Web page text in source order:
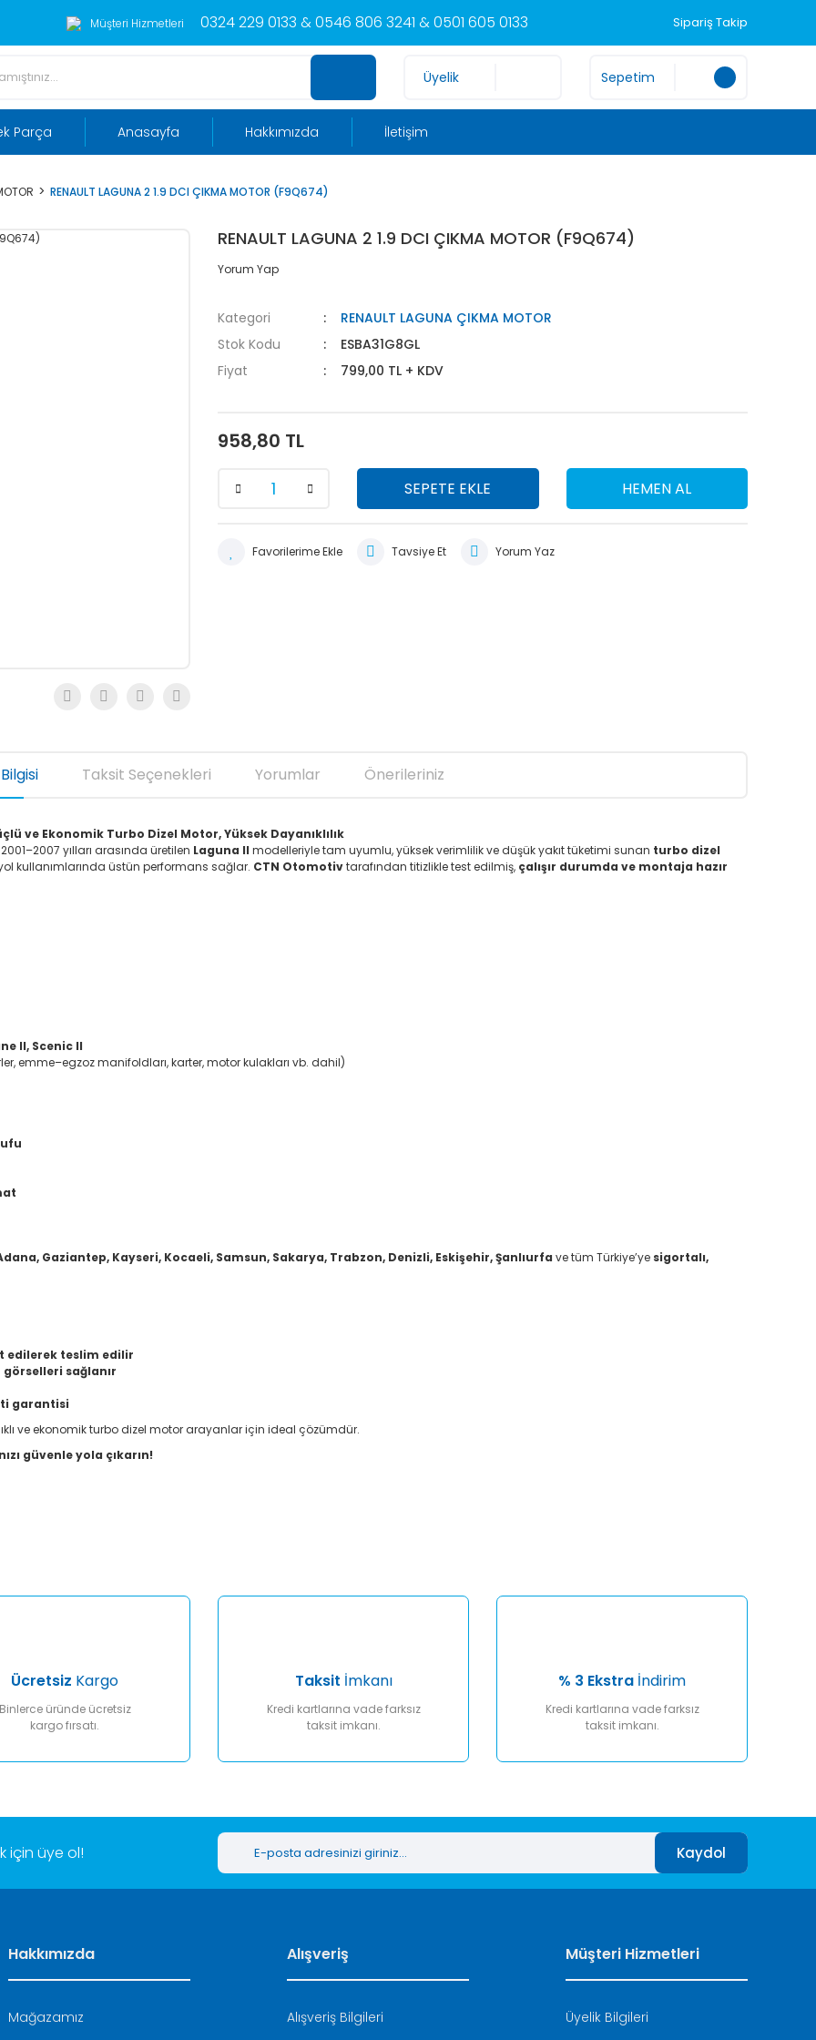
Müşteri Hizmetleri 0324 229 0133 & 0546 806 3241 & 0501 605 0133 Sipariş Takip
Üyelik Sepetim
Parça Anasayfa Hakkımızda İletişim
RENAULT LAGUNA 2 1.9 DCI ÇIKMA MOTOR (F9Q674)
RENAULT LAGUNA 2 1.9 DCI ÇIKMA MOTOR (F9Q674)
Yorum Yap
Kategori
RENAULT LAGUNA ÇIKMA MOTOR
Stok Kodu
ESBA31G8GL
Fiyat
799,00 TL + KDV
958,80 TL
SEPETE EKLE HEMEN AL
Tavsiye Et Yorum Yaz
Taksit Seçenekleri Yorumlar Önerileriniz
ve Ekonomik Turbo Dizel Motor, Yüksek Dayanıklılık
2001–2007 yılları arasında üretilen Laguna II modelleriyle tam uyumlu, yüksek verimlilik ve düşük yakıt tüketimi sunan turbo dizel
kullanımlarında üstün performans sağlar. CTN Otomotivtarafından titizlikle test edilmiş, çalışır durumda ve montaja hazır
II, Scenic II
emme–egzoz manifoldları, karter, motor kulakları vb. dahil)
Gaziantep, Kayseri, Kocaeli, Samsun, Sakarya, Trabzon, Denizli, Eskişehir, Şanlıurfa ve tüm Türkiye’ye sigortalı,
edilerek teslim edilir
sağlanır
garantisi
ve ekonomik turbo dizel motor arayanlar için ideal çözümdür.
güvenle yola çıkarın!
Gönder
Ücretsiz Kargo
üründe ücretsiz
kargo fırsatı.
Taksit İmkanı
Kredi kartlarına vade farksız
taksit imkanı.
% 3 Ekstra İndirim
Kredi kartlarına vade farksız
taksit imkanı.
için üye ol! Kaydol
Hakkımızda
Mağazamız
Alışveriş
Alışveriş Bilgileri
Müşteri Hizmetleri
Üyelik Bilgileri